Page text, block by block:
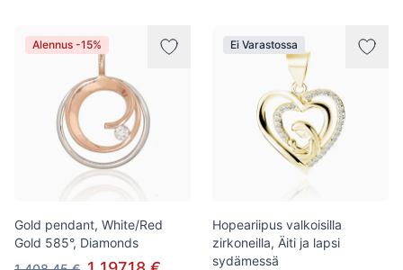
Alennus -15%
Gold pendant, White/Red
Gold 585°, Diamonds
Ei Varastossa
Hopeariipus valkoisilla
zirkoneilla, Äiti ja lapsi
sydämessä